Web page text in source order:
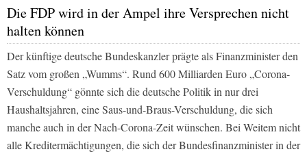
Die FDP wird in der Ampel ihre Versprechen nicht
halten können
Der künftige deutsche Bundeskanzler prägte als Finanzminister den
Satz vom großen „Wumms“. Rund 600 Milliarden Euro „Corona-
Verschuldung“ gönnte sich die deutsche Politik in nur drei
Haushaltsjahren, eine Saus-und-Braus-Verschuldung, die sich
manche auch in der Nach-Corona-Zeit wünschen. Bei Weitem nicht
alle Kreditermächtigungen, die sich der Bundesfinanzminister in der